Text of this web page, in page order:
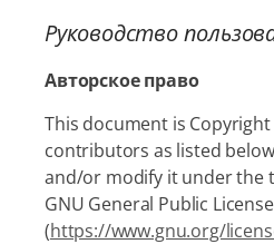
Руководство
Авторское право
This document is
contributors as listed
and/or modify it under the
GNU General Public License
(https://www.gnu.org/